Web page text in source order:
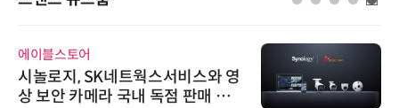
에이블스토어
시놀로지, SK네트웍스서비스와 영
상 보안 카메라 국내 독점 판매 파